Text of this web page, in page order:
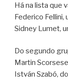
Há na lista que
Federico Fellini,
Sidney Lumet,
Do segundo
Martin
István Szabó,